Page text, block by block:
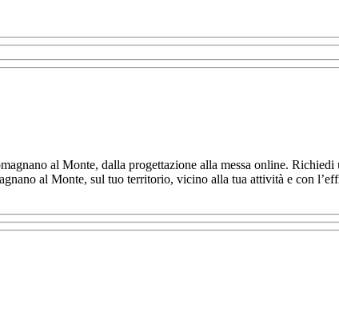
al Monte, dalla progettazione alla messa online.
al Monte, sul tuo territorio, vicino alla tua attività e con